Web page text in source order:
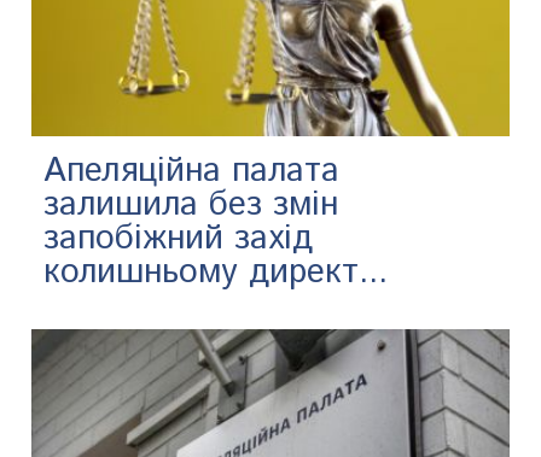
Апеляційна палата
залишила без змін
запобіжний захід
колишньому директ...